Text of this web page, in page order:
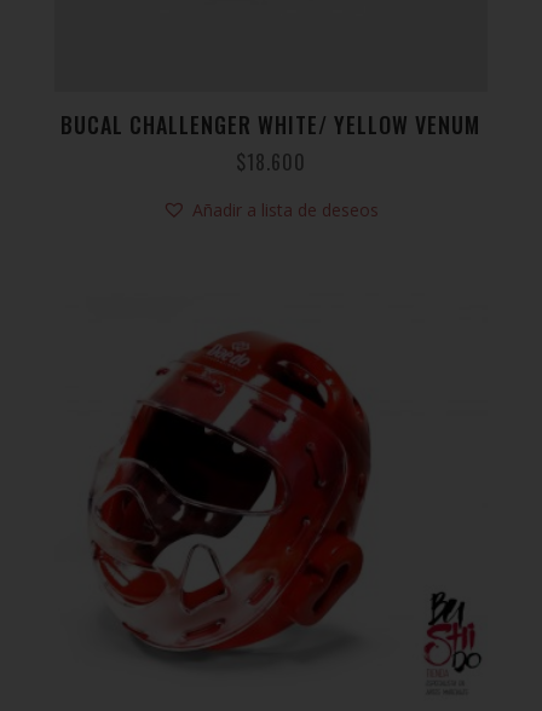
BUCAL CHALLENGER WHITE/ YELLOW VENUM
$18.600
Añadir a lista de deseos